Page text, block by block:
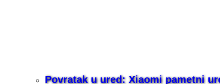
Povratak u ured: Xiaomi pametni